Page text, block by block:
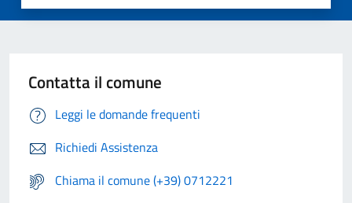
Contatta il comune
Leggi le domande frequenti
Richiedi Assistenza
Chiama il comune (+39) 0712221